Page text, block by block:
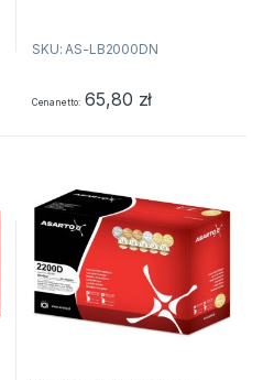
producenta drukarki. Oznacza
pozwalają na...
SKU: AS-LB2000DN
Cena netto 65,80 zł